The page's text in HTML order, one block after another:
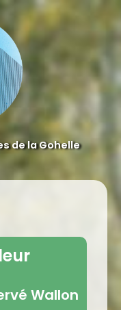
de la Gohelle
Wallon